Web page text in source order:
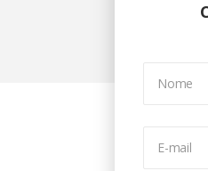
Nome
E-mail